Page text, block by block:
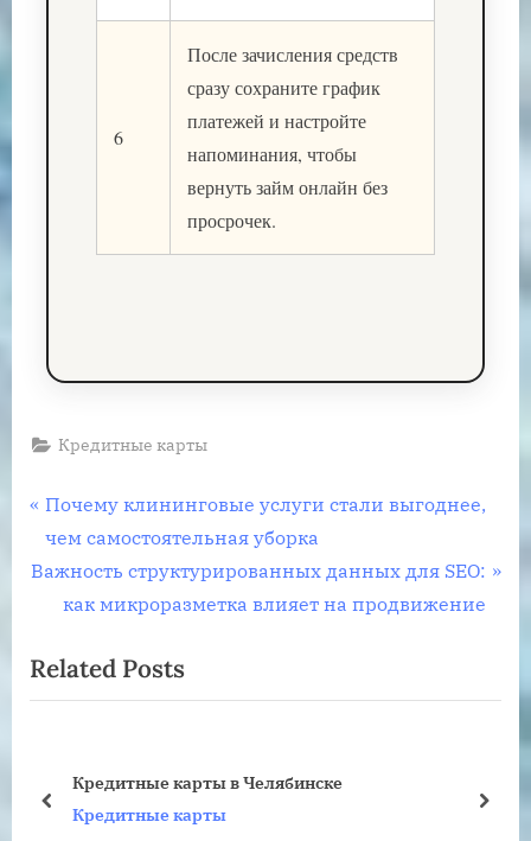
6
После зачисления средств
сразу сохраните график
платежей и настройте
напоминания, чтобы
вернуть займ онлайн без
просрочек.
Кредитные карты
Навигация
по
записям
P
r
e
o
u
o
Почему клининговые услуги стали выгоднее,
чем самостоятельная уборка
N
t
P
Важность структурированных данных для SEO:
как микроразметка влияет на продвижение
Related Posts
Кредитные карты в Челябинске
Кредитные карты
prev next